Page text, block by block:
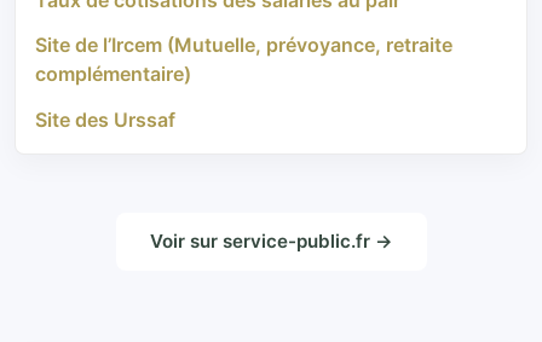
Site de l’Ircem (Mutuelle, prévoyance, retraite
complémentaire)
Site des Urssaf
Voir sur service-public.fr →